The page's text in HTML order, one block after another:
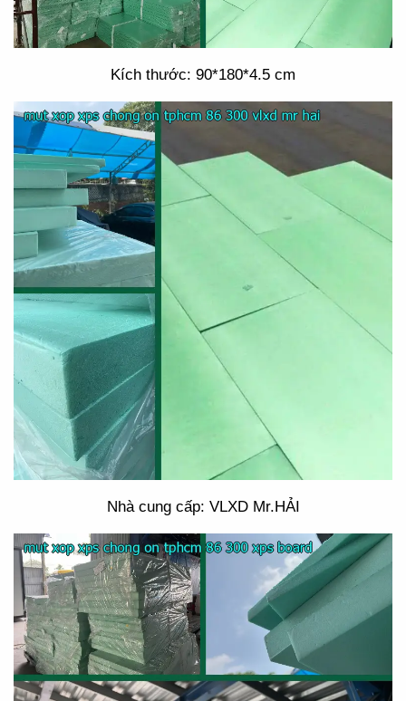
Kích thước: 90*180*4.5 cm
Nhà cung cấp: VLXD Mr.HẢI